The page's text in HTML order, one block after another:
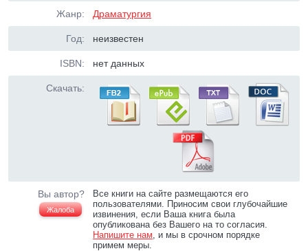
Жанр: Драматургия
Год: неизвестен
ISBN: нет данных
Скачать:
Вы автор?
Жалоба
Все книги на сайте размещаются его
пользователями. Приносим свои глубочайшие
извинения, если Ваша книга была
опубликована без Вашего на то согласия.
Напишите нам, и мы в срочном порядке
примем меры.